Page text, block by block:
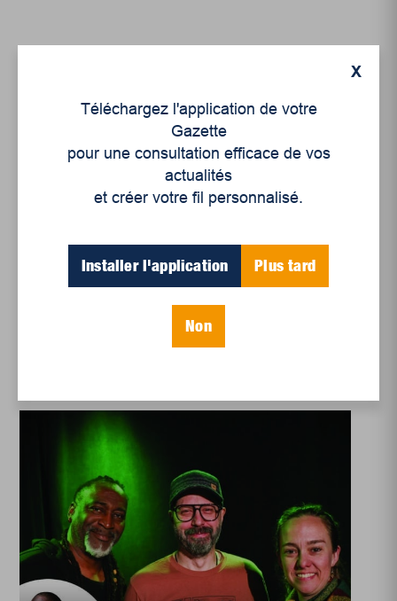
Actualités,Culture
L’allégorie du placard
X
Téléchargez l'application de votre
Gazette
pour une consultation efficace de vos
actualités
et créer votre fil personnalisé.
Installer l'application Plus tard
Non